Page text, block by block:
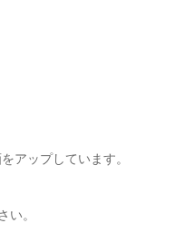
アップしています。
い。